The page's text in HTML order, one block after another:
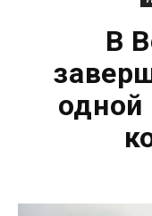
В
одной